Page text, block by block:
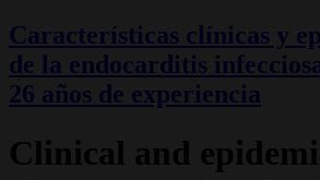
Características clínicas y
de la endocarditis
26 años de experiencia
Clinical and